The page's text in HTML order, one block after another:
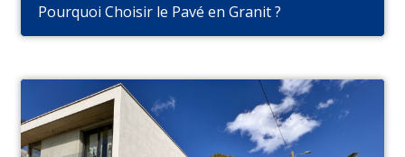
Pourquoi Choisir le Pavé en Granit ?